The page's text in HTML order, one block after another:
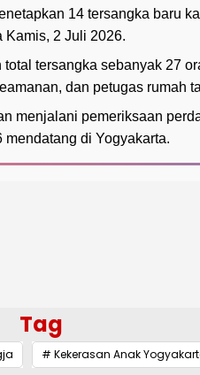
14 tersangka baru
Kamis, 2 Juli 2026.
tersangka sebanyak 27
dan petugas rumah
menjalani pemeriksaan
di Yogyakarta.
Tag
# Kekerasan Anak